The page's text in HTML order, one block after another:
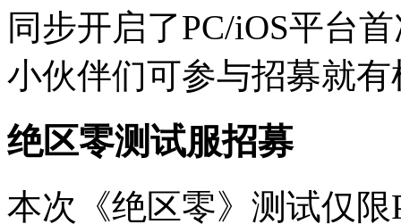
同步开启了PC/iOS平台
小伙伴们可参与招募就
绝区零测试服招募
本次《绝区零》测试仅